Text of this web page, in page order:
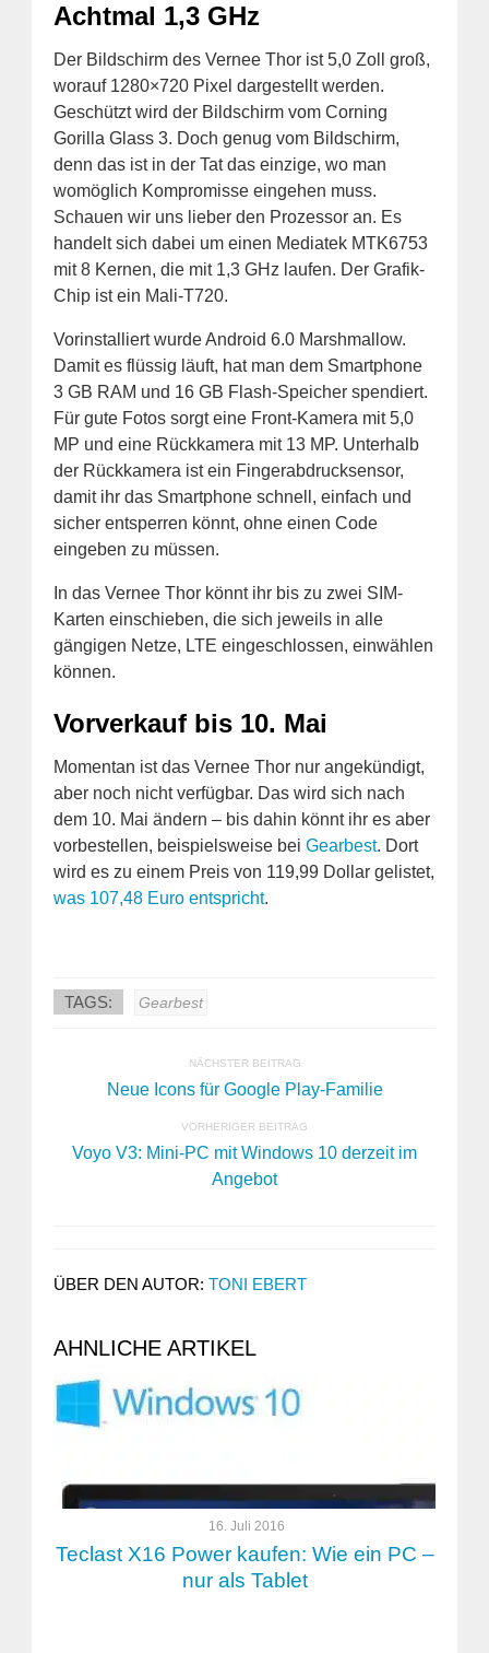
Achtmal 1,3 GHz
Der Bildschirm des Vernee Thor ist 5,0 Zoll groß,
worauf 1280×720 Pixel dargestellt werden.
Geschützt wird der Bildschirm vom Corning
Gorilla Glass 3. Doch genug vom Bildschirm,
denn das ist in der Tat das einzige, wo man
womöglich Kompromisse eingehen muss.
Schauen wir uns lieber den Prozessor an. Es
handelt sich dabei um einen Mediatek MTK6753
mit 8 Kernen, die mit 1,3 GHz laufen. Der Grafik-
Chip ist ein Mali-T720.
Vorinstalliert wurde Android 6.0 Marshmallow.
Damit es flüssig läuft, hat man dem Smartphone
3 GB RAM und 16 GB Flash-Speicher spendiert.
Für gute Fotos sorgt eine Front-Kamera mit 5,0
MP und eine Rückkamera mit 13 MP. Unterhalb
der Rückkamera ist ein Fingerabdrucksensor,
damit ihr das Smartphone schnell, einfach und
sicher entsperren könnt, ohne einen Code
eingeben zu müssen.
In das Vernee Thor könnt ihr bis zu zwei SIM-
Karten einschieben, die sich jeweils in alle
gängigen Netze, LTE eingeschlossen, einwählen
können.
Vorverkauf bis 10. Mai
Momentan ist das Vernee Thor nur angekündigt,
aber noch nicht verfügbar. Das wird sich nach
dem 10. Mai ändern – bis dahin könnt ihr es aber
vorbestellen, beispielsweise bei Gearbest. Dort
wird es zu einem Preis von 119,99 Dollar gelistet,
was 107,48 Euro entspricht.
TAGS: Gearbest
NÄCHSTER BEITRAG
Neue Icons für Google Play-Familie
VORHERIGER BEITRAG
Voyo V3: Mini-PC mit Windows 10 derzeit im
Angebot
ÜBER DEN AUTOR: TONI EBERT
AHNLICHE ARTIKEL
16. Juli 2016
Teclast X16 Power kaufen: Wie ein PC –
nur als Tablet